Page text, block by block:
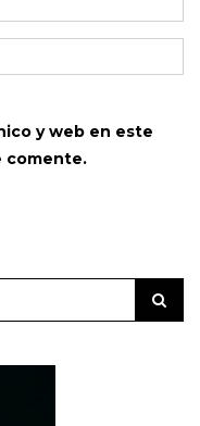
y web en este
comente.